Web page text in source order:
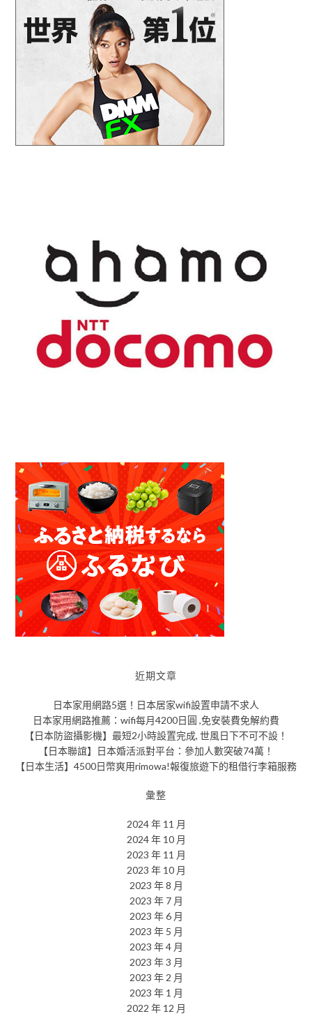
近期文章
日本家用網路5選！日本居家wifi設置申請不求人
日本家用網路推薦：wifi每月4200日圓 ,免安裝費免解約費
【日本防盜攝影機】最短2小時設置完成, 世風日下不可不設！
【日本聯誼】日本婚活派對平台：參加人數突破74萬！
【日本生活】4500日幣爽用rimowa!報復旅遊下的租借行李箱服務
彙整
2024 年 11 月
2024 年 10 月
2023 年 11 月
2023 年 10 月
2023 年 8 月
2023 年 7 月
2023 年 6 月
2023 年 5 月
2023 年 4 月
2023 年 3 月
2023 年 2 月
2023 年 1 月
2022 年 12 月